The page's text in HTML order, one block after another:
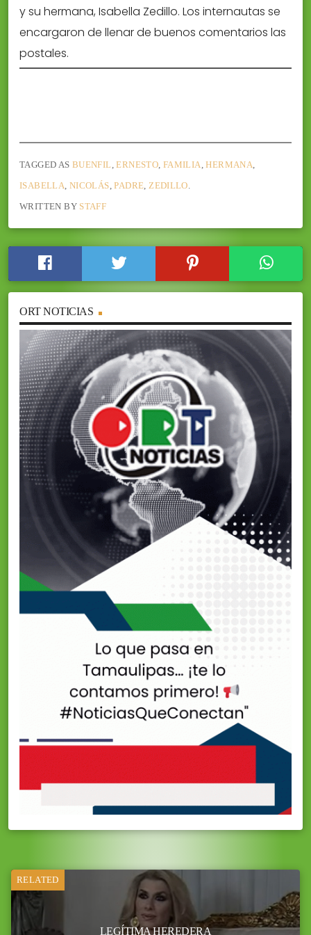
y su hermana, Isabella Zedillo. Los internautas se
encargaron de llenar de buenos comentarios las
postales.
TAGGED AS BUENFIL ,ERNESTO FAMILIA ,HERMANA
ISABELLA NICOLÁS ,PADRE ZEDILLO
WRITTEN BY STAFF
ORT NOTICIAS
RELATED
LEGÍTIMA HEREDERA